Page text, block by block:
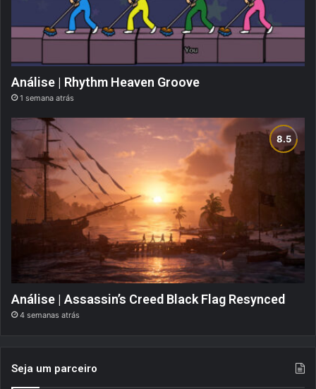
Análise | Rhythm Heaven Groove
1 semana atrás
Análise | Assassin’s Creed Black Flag Resynced
4 semanas atrás
Seja um parceiro